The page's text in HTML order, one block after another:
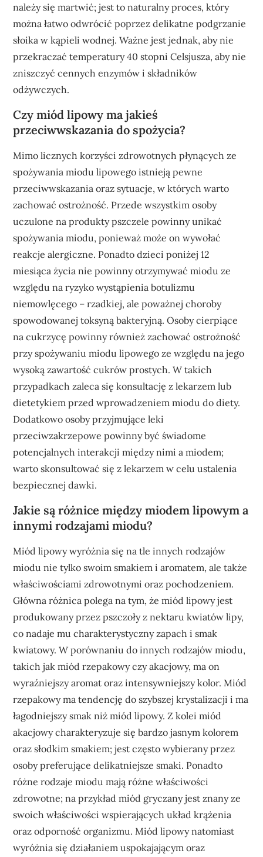
należy się martwić; jest to naturalny proces, który
można łatwo odwrócić poprzez delikatne podgrzanie
słoika w kąpieli wodnej. Ważne jest jednak, aby nie
przekraczać temperatury 40 stopni Celsjusza, aby nie
zniszczyć cennych enzymów i składników
odżywczych.
Czy miód lipowy ma jakieś
przeciwwskazania do spożycia?
Mimo licznych korzyści zdrowotnych płynących ze
spożywania miodu lipowego istnieją pewne
przeciwwskazania oraz sytuacje, w których warto
zachować ostrożność. Przede wszystkim osoby
uczulone na produkty pszczele powinny unikać
spożywania miodu, ponieważ może on wywołać
reakcje alergiczne. Ponadto dzieci poniżej 12
miesiąca życia nie powinny otrzymywać miodu ze
względu na ryzyko wystąpienia botulizmu
niemowlęcego – rzadkiej, ale poważnej choroby
spowodowanej toksyną bakteryjną. Osoby cierpiące
na cukrzycę powinny również zachować ostrożność
przy spożywaniu miodu lipowego ze względu na jego
wysoką zawartość cukrów prostych. W takich
przypadkach zaleca się konsultację z lekarzem lub
dietetykiem przed wprowadzeniem miodu do diety.
Dodatkowo osoby przyjmujące leki
przeciwzakrzepowe powinny być świadome
potencjalnych interakcji między nimi a miodem;
warto skonsultować się z lekarzem w celu ustalenia
bezpiecznej dawki.
Jakie są różnice między miodem lipowym a
innymi rodzajami miodu?
Miód lipowy wyróżnia się na tle innych rodzajów
miodu nie tylko swoim smakiem i aromatem, ale także
właściwościami zdrowotnymi oraz pochodzeniem.
Główna różnica polega na tym, że miód lipowy jest
produkowany przez pszczoły z nektaru kwiatów lipy,
co nadaje mu charakterystyczny zapach i smak
kwiatowy. W porównaniu do innych rodzajów miodu,
takich jak miód rzepakowy czy akacjowy, ma on
wyraźniejszy aromat oraz intensywniejszy kolor. Miód
rzepakowy ma tendencję do szybszej krystalizacji i ma
łagodniejszy smak niż miód lipowy. Z kolei miód
akacjowy charakteryzuje się bardzo jasnym kolorem
oraz słodkim smakiem; jest często wybierany przez
osoby preferujące delikatniejsze smaki. Ponadto
różne rodzaje miodu mają różne właściwości
zdrowotne; na przykład miód gryczany jest znany ze
swoich właściwości wspierających układ krążenia
oraz odporność organizmu. Miód lipowy natomiast
wyróżnia się działaniem uspokajającym oraz